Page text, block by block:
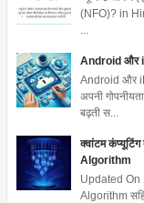
(NFO)? in
Android और
Android और
अपनी
बढ़ती स...
क्वांटम
Algorithm
Updated On
Algorithm